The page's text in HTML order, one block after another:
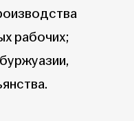
рабочих;